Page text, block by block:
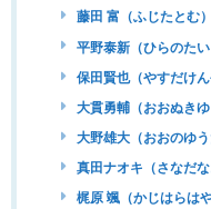
藤田 富（ふじたとむ
平野泰新（ひらのた
保田賢也（やすだけ
大貫勇輔（おおぬき
大野雄大（おおのゆ
真田ナオキ（さなだ
梶原 颯（かじはらは